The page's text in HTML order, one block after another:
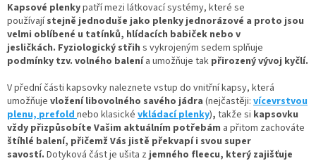
Kapsové plenkypatří mezi látkovací systémy, které se
používajístejně jednoduše jako plenky jednorázové a proto jsou
velmi oblíbené u tatínků, hlídacích babiček nebo v
jesličkách. Fyziologický střih s vykrojeným sedem splňuje
podmínky tzv. volného balenía umožňuje tak přirozený vývoj kyčlí.
Vpřední části kapsovky naleznete vstup do vnitřní kapsy, která
umožňuje vloženílibovolného savého jádra (nejčastěji: vícevrstvou
plenu,prefoldnebo klasické vkládací plenky), takže si kapsovku
vždy přizpůsobíte Vašim aktuálním potřebám a přitom zachováte
štíhlé balení, přičemž Vás jistě překvapí i svou super
savostí. Dotyková část je ušita zjemného fleecu, který zajišťuje